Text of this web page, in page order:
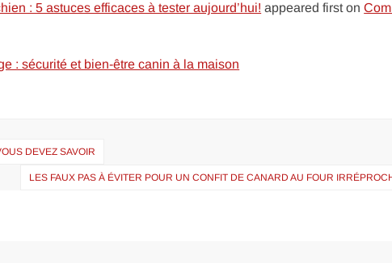
: 5 astuces efficaces à tester aujourd’hui! appeared first on
: sécurité et bien-être canin à la maison
DEVEZ SAVOIR
LES FAUX PAS À ÉVITER POUR UN CONFIT DE CANARD AU FOUR